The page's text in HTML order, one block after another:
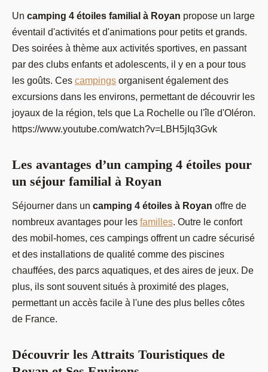
Un camping 4 étoiles familial à Royan propose un large
éventail d'activités et d'animations pour petits et grands.
Des soirées à thème aux activités sportives, en passant
par des clubs enfants et adolescents, il y en a pour tous
les goûts. Ces campings organisent également des
excursions dans les environs, permettant de découvrir les
joyaux de la région, tels que La Rochelle ou l'île d'Oléron.
https://www.youtube.com/watch?v=LBH5jIq3Gvk
Les avantages d’un camping 4 étoiles pour
un séjour familial à Royan
Séjourner dans un camping 4 étoiles à Royan offre de
nombreux avantages pour les familles. Outre le confort
des mobil-homes, ces campings offrent un cadre sécurisé
et des installations de qualité comme des piscines
chauffées, des parcs aquatiques, et des aires de jeux. De
plus, ils sont souvent situés à proximité des plages,
permettant un accès facile à l'une des plus belles côtes
de France.
Découvrir les Attraits Touristiques de